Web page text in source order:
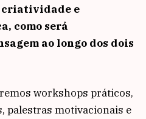
criatividade e
como será
ao longo dos dois
workshops práticos,
palestras motivacionais e